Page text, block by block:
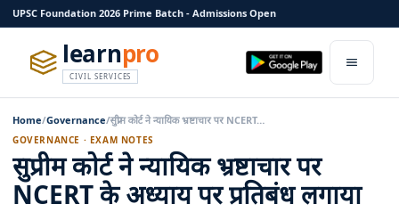
UPSC Foundation 2026 Prime Batch - Admissions Open
learnpro
CIVIL SERVICES
Home/Governance/सुप्रीम कोर्ट ने न्यायिक भ्रष्टाचार पर NCERT…
GOVERNANCE · EXAM NOTES
सुप्रीम कोर्ट ने न्यायिक भ्रष्टाचार पर
NCERT के अध्याय पर प्रतिबंध लगाया